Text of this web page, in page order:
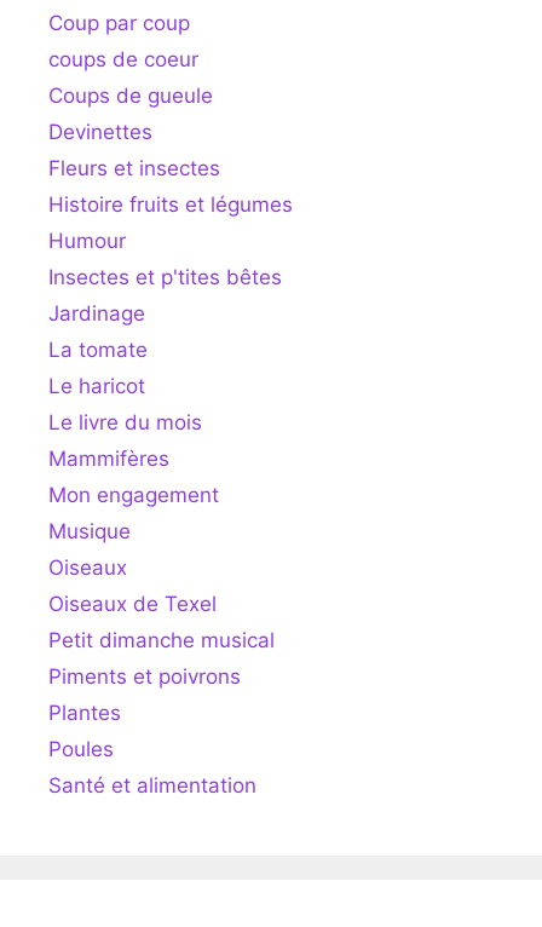
Coup par coup
coups de coeur
Coups de gueule
Devinettes
Fleurs et insectes
Histoire fruits et légumes
Humour
Insectes et p'tites bêtes
Jardinage
La tomate
Le haricot
Le livre du mois
Mammifères
Mon engagement
Musique
Oiseaux
Oiseaux de Texel
Petit dimanche musical
Piments et poivrons
Plantes
Poules
Santé et alimentation